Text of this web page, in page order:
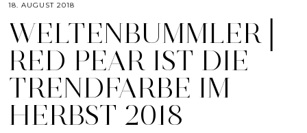
18. AUGUST 2018
WELTENBUMMLER│
RED PEAR IST DIE
TRENDFARBE IM
HERBST 2018